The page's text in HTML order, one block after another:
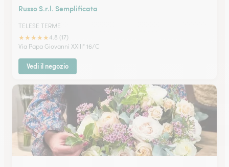
Russo S.r.l. Semplificata
TELESE TERME
★★★★★4.8 (17)
Via Papa Giovanni XXIII° 16/C
Vedi il negozio